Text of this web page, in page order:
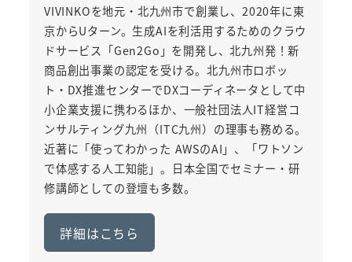
VIVINKOを地元・北九州市で創業し、2020年に東
京からUターン。生成AIを利活用するためのクラウ
ドサービス「Gen2Go」を開発し、北九州発！新
商品創出事業の認定を受ける。北九州市ロボッ
ト・DX推進センターでDXコーディネータとして中
小企業支援に携わるほか、一般社団法人IT経営コ
ンサルティング九州（ITC九州）の理事も務める。
近著に「使ってわかった AWSのAI」、「ワトソン
で体感する人工知能」。日本全国でセミナー・研
修講師としての登壇も多数。
詳細はこちら